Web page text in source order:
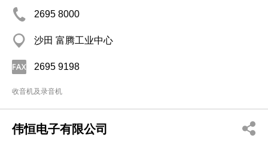
2695 8000
沙田 富腾工业中心
2695 9198
收音机及录音机
伟恒电子有限公司